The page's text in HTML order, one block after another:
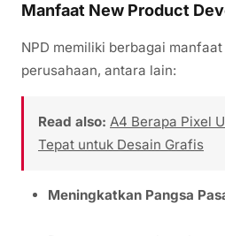
Manfaat New Product
NPD memiliki berbagai
perusahaan, antara lain:
Read also: A4 Berapa Pixel
Tepat untuk Desain Grafis
Meningkatkan Pangsa